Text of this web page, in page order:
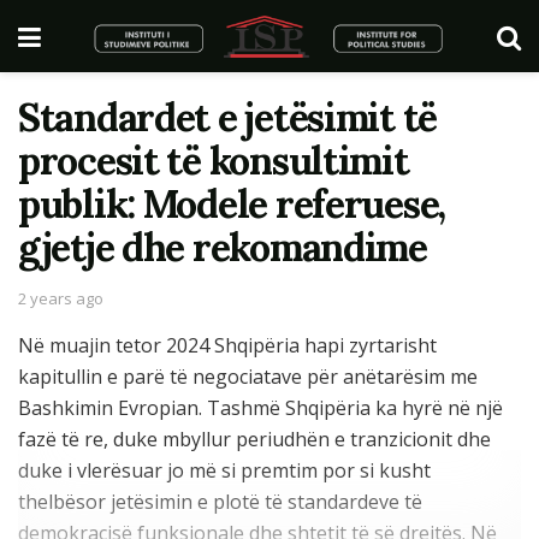
Standardet e jetësimit të
procesit të konsultimit
publik: Modele referuese,
gjetje dhe rekomandime
2 years ago
Në muajin tetor 2024 Shqipëria hapi zyrtarisht
kapitullin e parë të negociatave për anëtarësim me
Bashkimin Evropian. Tashmë Shqipëria ka hyrë në një
fazë të re, duke mbyllur periudhën e tranzicionit dhe
duke i vlerësuar jo më si premtim por si kusht
thelbësor jetësimin e plotë të standardeve të
demokracisë funksionale dhe shtetit të së drejtës. Në